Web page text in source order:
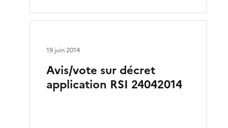
Avis/vote sur décret
application RSI 24042014
19 juin 2014